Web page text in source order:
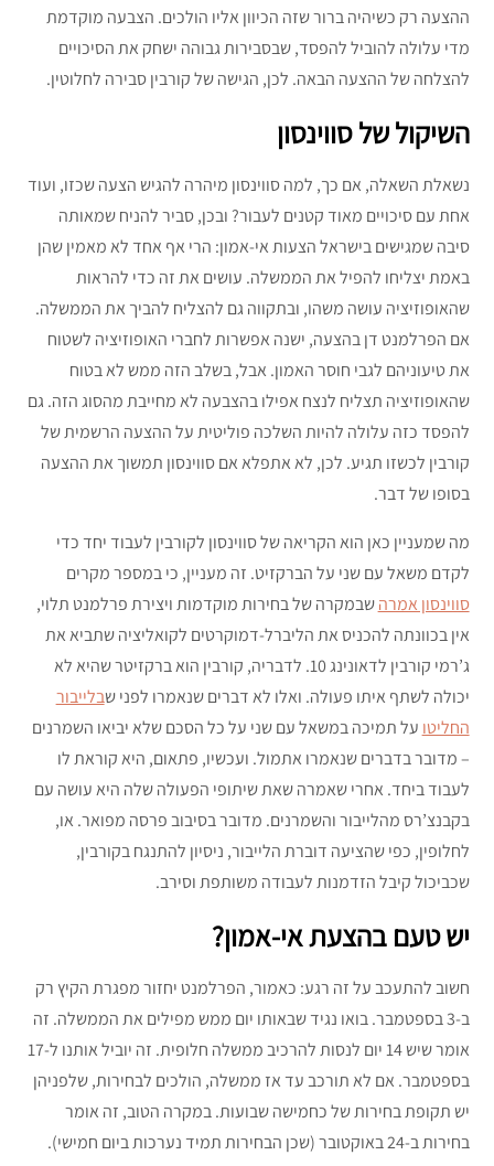
ההצעה רק כשיהיה ברור שזה הכיוון אליו הולכים. הצבעה מוקדמת
מדי עלולה להוביל להפסד, שבסבירות גבוהה ישחק את הסיכויים
להצלחה של ההצעה הבאה. לכן, הגישה של קורבין סבירה לחלוטין.
השיקול של סווינסון
נשאלת השאלה, אם כך, למה סווינסון מיהרה להגיש הצעה שכזו, ועוד
אחת עם סיכויים מאוד קטנים לעבור? ובכן, סביר להניח שמאותה
סיבה שמגישים בישראל הצעות אי-אמון: הרי אף אחד לא מאמין שהן
באמת יצליחו להפיל את הממשלה. עושים את זה כדי להראות
שהאופוזיציה עושה משהו, ובתקווה גם להצליח להביך את הממשלה.
אם הפרלמנט דן בהצעה, ישנה אפשרות לחברי האופוזיציה לשטוח
את טיעוניהם לגבי חוסר האמון. אבל, בשלב הזה ממש לא בטוח
שהאופוזיציה תצליח לנצח אפילו בהצבעה לא מחייבת מהסוג הזה. גם
להפסד כזה עלולה להיות השלכה פוליטית על ההצעה הרשמית של
קורבין לכשזו תגיע. לכן, לא אתפלא אם סווינסון תמשוך את ההצעה
בסופו של דבר.
מה שמעניין כאן הוא הקריאה של סווינסון לקורבין לעבוד יחד כדי
לקדם משאל עם שני על הברקזיט. זה מעניין, כי במספר מקרים
סווינסון אמרהשבמקרה של בחירות מוקדמות ויצירת פרלמנט תלוי,
אין בכוונתה להכניס את הליברל-דמוקרטים לקואליציה שתביא את
ג’רמי קורבין לדאונינג 10. לדבריה, קורבין הוא ברקזיטר שהיא לא
יכולה לשתף איתו פעולה. ואלו לא דברים שנאמרו לפני שבלייבור
החליטו על תמיכה במשאל עם שני על כל הסכם שלא יביאו השמרנים
– מדובר בדברים שנאמרו אתמול. ועכשיו, פתאום, היא קוראת לו
לעבוד ביחד. אחרי שאמרה שאת שיתופי הפעולה שלה היא עושה עם
בקבנצ’רס מהלייבור והשמרנים. מדובר בסיבוב פרסה מפואר. או,
לחלופין, כפי שהציעה דוברת הלייבור, ניסיון להתנגח בקורבין,
שכביכול קיבל הזדמנות לעבודה משותפת וסירב.
יש טעם בהצעת אי-אמון?
חשוב להתעכב על זה רגע: כאמור, הפרלמנט יחזור מפגרת הקיץ רק
ב-3 בספטמבר. בואו נגיד שבאותו יום ממש מפילים את הממשלה. זה
אומר שיש 14 יום לנסות להרכיב ממשלה חלופית. זה יוביל אותנו ל-17
בספטמבר. אם לא תורכב עד אז ממשלה, הולכים לבחירות, שלפניהן
יש תקופת בחירות של כחמישה שבועות. במקרה הטוב, זה אומר
בחירות ב-24 באוקטובר (שכן הבחירות תמיד נערכות ביום חמישי).